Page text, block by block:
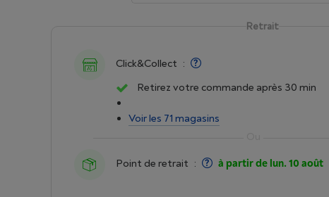
Retrait
Click&Collect :
Retirez votre commande après 30 min
Voir les 71 magasins
Point de retrait : à partir de lun. 10 août